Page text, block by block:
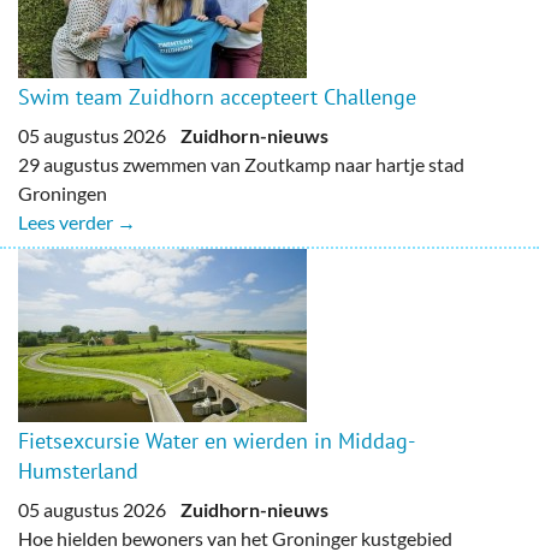
Swim team Zuidhorn accepteert Challenge
05 augustus 2026 Zuidhorn-nieuws
29 augustus zwemmen van Zoutkamp naar hartje stad
Groningen
Lees verder →
Fietsexcursie Water en wierden in Middag-
Humsterland
05 augustus 2026 Zuidhorn-nieuws
Hoe hielden bewoners van het Groninger kustgebied